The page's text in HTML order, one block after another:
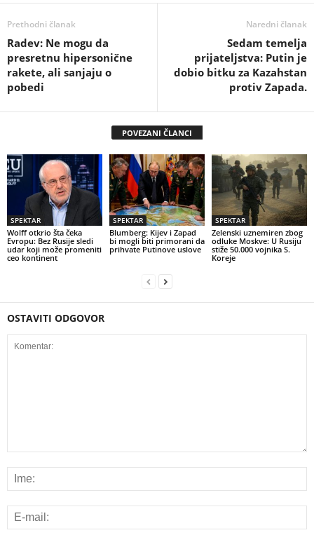
Prethodni članak
Radev: Ne mogu da
presretnu hipersonične
rakete, ali sanjaju o
pobedi
Naredni članak
Sedam temelja
prijateljstva: Putin je
dobio bitku za Kazahstan
protiv Zapada.
POVEZANI ČLANCI
SPEKTAR
Wolff otkrio šta čeka
Evropu: Bez Rusije sledi
udar koji može promeniti
ceo kontinent
SPEKTAR
Blumberg: Kijev i Zapad
bi mogli biti primorani da
prihvate Putinove uslove
SPEKTAR
Zelenski uznemiren zbog
odluke Moskve: U Rusiju
stiže 50.000 vojnika S.
Koreje
OSTAVITI ODGOVOR